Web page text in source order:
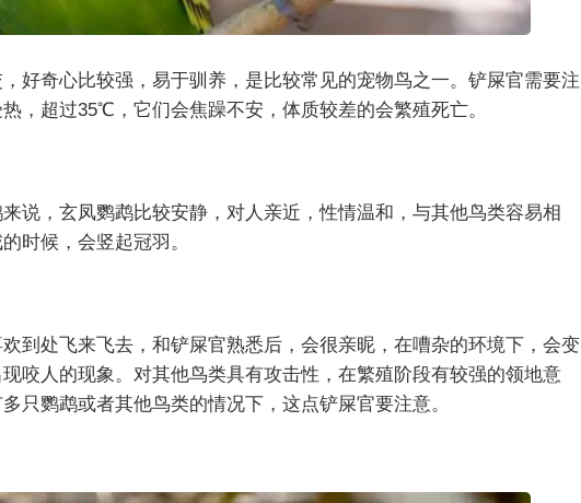
好奇心比较强，易于驯养，是比较常见的宠物鸟之一。铲屎官需要注
，超过35℃，它们会焦躁不安，体质较差的会繁殖死亡。
说，玄凤鹦鹉比较安静，对人亲近，性情温和，与其他鸟类容易相
时候，会竖起冠羽。
到处飞来飞去，和铲屎官熟悉后，会很亲昵，在嘈杂的环境下，会变
咬人的现象。对其他鸟类具有攻击性，在繁殖阶段有较强的领地意
只鹦鹉或者其他鸟类的情况下，这点铲屎官要注意。